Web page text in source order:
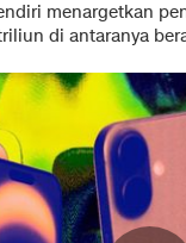
menargetkan
di antaranya